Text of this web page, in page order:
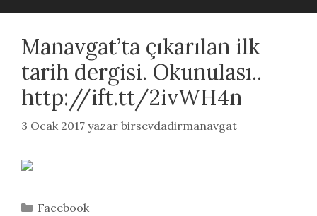
Manavgat’ta çıkarılan ilk
tarih dergisi. Okunulası..
http://ift.tt/2ivWH4n
3 Ocak 2017 yazar birsevdadirmanavgat
Kategoriler
Facebook